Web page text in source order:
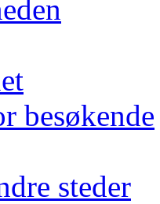
besøkende
steder